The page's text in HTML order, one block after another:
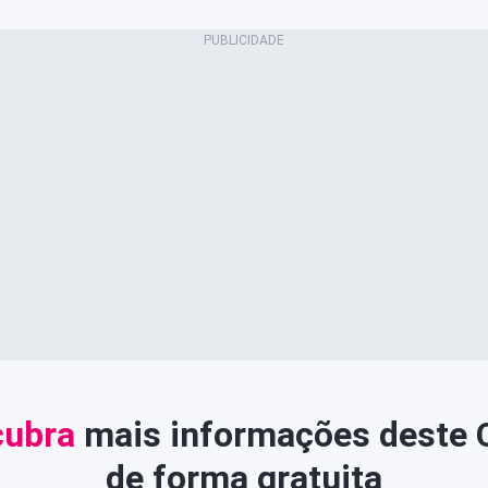
mais informações deste
de forma gratuita